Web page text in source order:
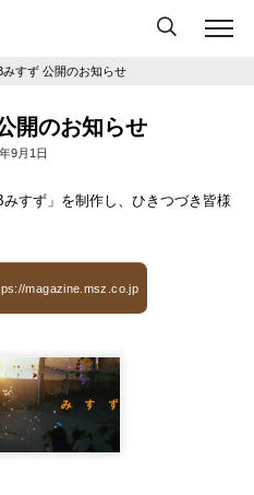
みすず 公開のお知らせ
開のお知らせ
9月1日
すず」を制作し、ひきつづき皆様
magazine.msz.co.jp